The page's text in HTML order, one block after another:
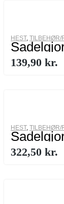
HEST, TILBEHØR/
139,90 kr.
HEST, TILBEHØR/
322,50 kr.